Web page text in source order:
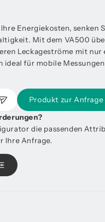
Energiekosten, senken
Mit dem VA500
Leckageströme mit nur
für mobile
Produkt zur Anfrage
die passenden
Ihre Anfrage.